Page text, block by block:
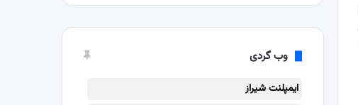
وب گردی
ایمپلنت شیراز